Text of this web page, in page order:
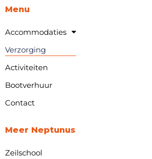
Menu
Accommodaties
Verzorging
Activiteiten
Bootverhuur
Contact
Meer Neptunus
Zeilschool